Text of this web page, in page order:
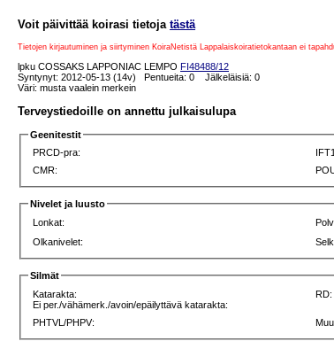
Voit päivittää koirasi tietoja tästä
Tietojen kirjautuminen ja siirtyminen KoiraNetistä Lappalaiskoiratietokantaan ei
lpku COSSAKS LAPPONIAC LEMPO FI48488/12
Syntynyt: 2012-05-13 (14v) Pentueita: 0 Jälkeläisiä: 0
Väri: musta vaalein merkein
Terveystiedoille on annettu julkaisulupa
Geenitestit
PRCD-pra:
CMR:
Nivelet ja luusto
Lonkat:
Olkanivelet:
Silmät
Katarakta:
Ei per./vähämerk./avoin/epäilyttävä katarakta:
RD:
PHTVL/PHPV: